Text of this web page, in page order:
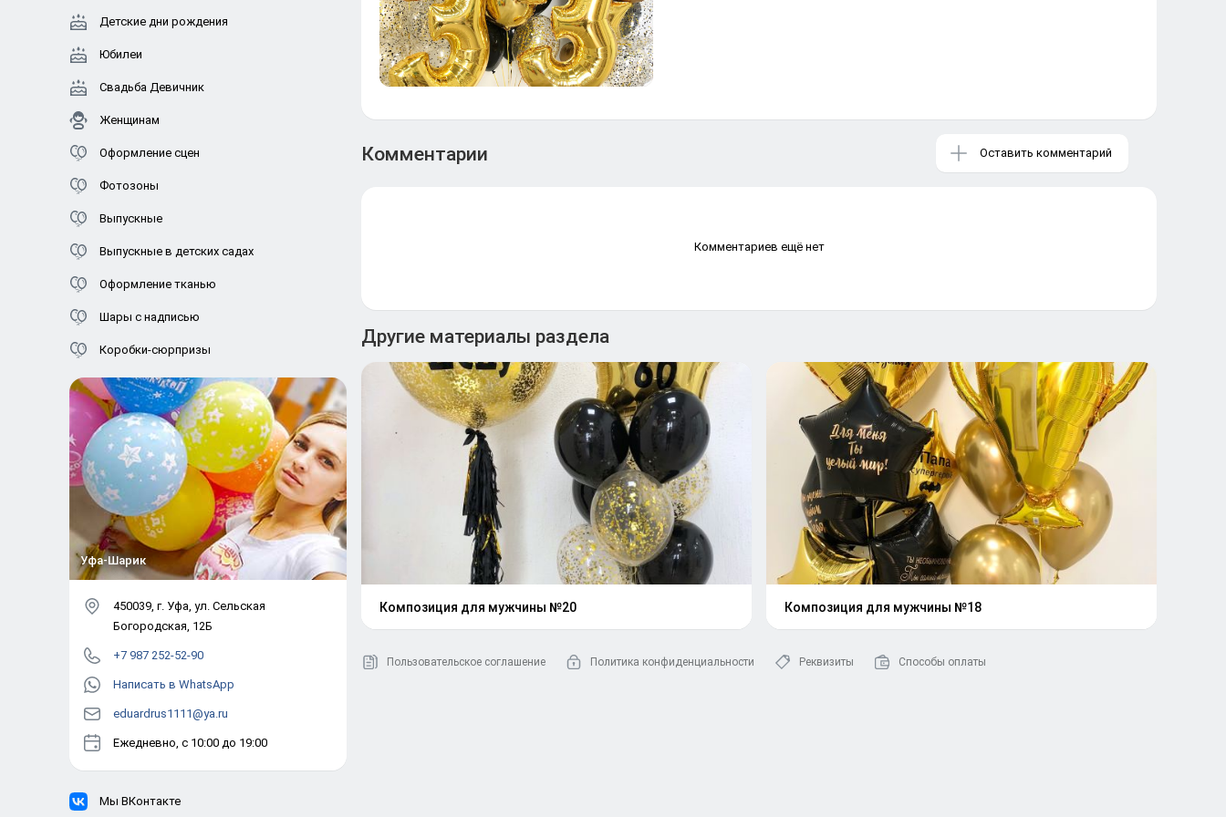
Комментарии Оставить комментарий
Комментариев ещё нет
Другие материалы раздела
Композиция для мужчины №20 Композиция для мужчины №18
Пользовательское соглашение Политика конфиденциальности Реквизиты Способы оплаты
Детские дни рождения
Юбилеи
Свадьба Девичник
Женщинам
Оформление сцен
Фотозоны
Выпускные
Выпускные в детских садах
Оформление тканью
Шары с надписью
Коробки-сюрпризы
Уфа-Шарик
450039, г. Уфа, ул. Сельская
Богородская, 12Б
+7 987 252-52-90
Написать в WhatsApp
eduardrus1111@ya.ru
Ежедневно, с 10:00 до 19:00
Мы ВКонтакте